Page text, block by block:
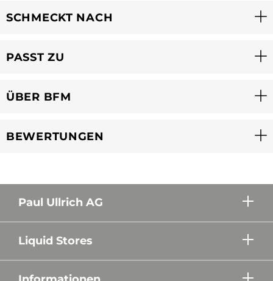
SCHMECKT NACH
PASST ZU
ÜBER BFM
BEWERTUNGEN
Paul Ullrich AG
Liquid Stores